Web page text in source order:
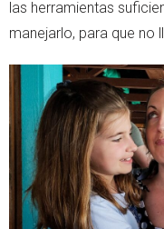
las herramientas
manejarlo, para que no